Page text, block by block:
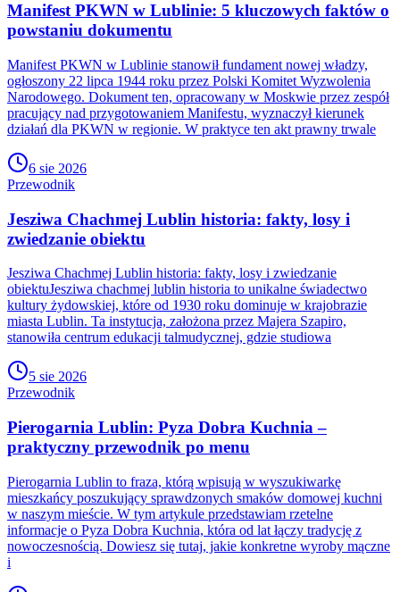
Manifest PKWN w Lublinie: 5 kluczowych faktów o
powstaniu dokumentu
Manifest PKWN w Lublinie stanowił fundament nowej władzy,
ogłoszony 22 lipca 1944 roku przez Polski Komitet Wyzwolenia
Narodowego. Dokument ten, opracowany w Moskwie przez zespół
pracujący nad przygotowaniem Manifestu, wyznaczył kierunek
działań dla PKWN w regionie. W praktyce ten akt prawny trwale
6 sie 2026
Przewodnik
Jesziwa Chachmej Lublin historia: fakty, losy i
zwiedzanie obiektu
Jesziwa Chachmej Lublin historia: fakty, losy i zwiedzanie
obiektuJesziwa chachmej lublin historia to unikalne świadectwo
kultury żydowskiej, które od 1930 roku dominuje w krajobrazie
miasta Lublin. Ta instytucja, założona przez Majera Szapiro,
stanowiła centrum edukacji talmudycznej, gdzie studiowa
5 sie 2026
Przewodnik
Pierogarnia Lublin: Pyza Dobra Kuchnia –
praktyczny przewodnik po menu
Pierogarnia Lublin to fraza, którą wpisują w wyszukiwarkę
mieszkańcy poszukujący sprawdzonych smaków domowej kuchni
w naszym mieście. W tym artykule przedstawiam rzetelne
informacje o Pyza Dobra Kuchnia, która od lat łączy tradycję z
nowoczesnością. Dowiesz się tutaj, jakie konkretne wyroby mączne
i